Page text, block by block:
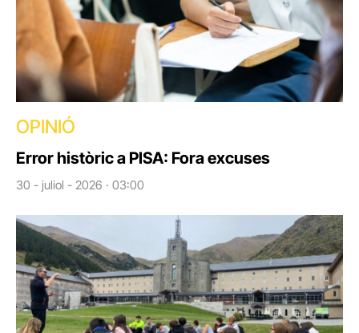
OPINIÓ
Error històric a PISA: Fora excuses
30 - juliol - 2026 · 03:00